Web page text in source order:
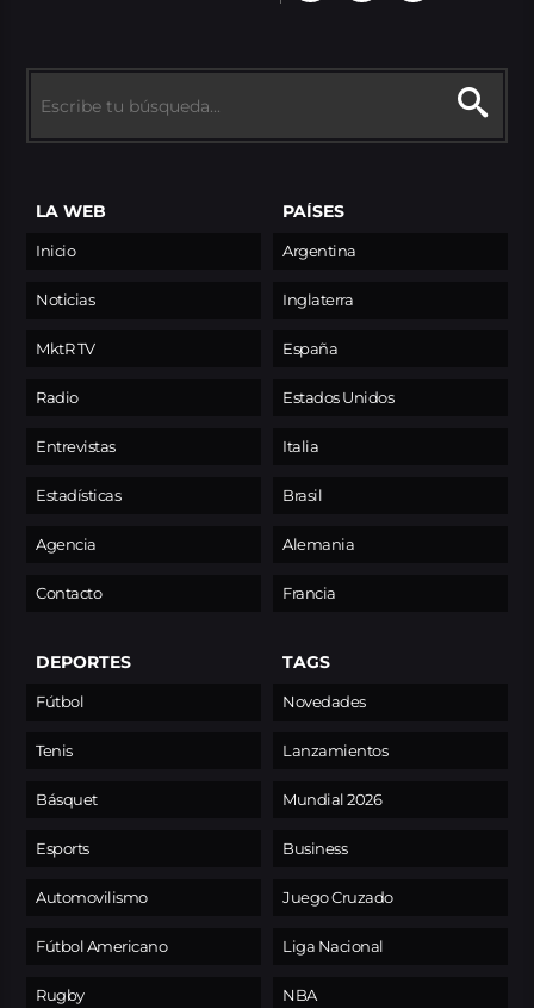
LA WEB
Inicio
Noticias
MktR TV
Radio
Entrevistas
Estadísticas
Agencia
Contacto
PAÍSES
Argentina
Inglaterra
España
Estados Unidos
Italia
Brasil
Alemania
Francia
DEPORTES
Fútbol
Tenis
Básquet
Esports
Automovilismo
Fútbol Americano
Rugby
TAGS
Novedades
Lanzamientos
Mundial 2026
Business
Juego Cruzado
Liga Nacional
NBA